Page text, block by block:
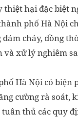
thiệt hại đặc biệt
phố Hà Nội
cháy, đồng
xử lý nghiêm
Hà Nội có
cường rà soát,
thủ các quy